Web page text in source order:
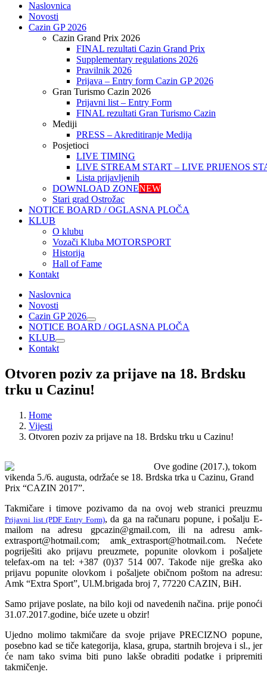
Naslovnica
Novosti
Cazin GP 2026
Cazin Grand Prix 2026
FINAL rezultati Cazin Grand Prix
Supplementary regulations 2026
Pravilnik 2026
Prijava – Entry form Cazin GP 2026
Gran Turismo Cazin 2026
Prijavni list – Entry Form
FINAL rezultati Gran Turismo Cazin
Mediji
PRESS – Akreditiranje Medija
Posjetioci
LIVE TIMING
LIVE STREAM START – LIVE PRIJENOS
Lista prijavljenih
DOWNLOAD ZONENEW
Stari grad Ostrožac
NOTICE BOARD / OGLASNA PLOČA
KLUB
O klubu
Vozači Kluba MOTORSPORT
Historija
Hall of Fame
Kontakt
Naslovnica
Novosti
Cazin GP 2026
NOTICE BOARD / OGLASNA PLOČA
KLUB
Kontakt
Otvoren poziv za prijave na 18. Brdsku
trku u Cazinu!
Home
Vijesti
Otvoren poziv za prijave na 18. Brdsku trku u Cazinu!
Ove godine (2017.), tokom
vikenda 5./6. augusta, održaće se 18. Brdska trka u Cazinu, Grand
Prix “CAZIN 2017”.
Takmičare i timove pozivamo da na ovoj web stranici preuzmu
Prijavni list (PDF Entry Form), da ga na računaru popune, i pošalju E-
mailom na adresu gpcazin@gmail.com, ili na adresu amk-
extrasport@hotmail.com; amk_extrasport@hotmail.com. Nećete
pogriješiti ako prijavu preuzmete, popunite olovkom i pošaljete
telefax-om na tel: +387 (0)37 514 007. Takođe nije greška ako
prijavu popunite olovkom i pošaljete običnom poštom na adresu:
Amk “Extra Sport”, Ul.M.brigada broj 7, 77220 CAZIN, BiH.
Samo prijave poslate, na bilo koji od navedenih načina. prije ponoći
31.07.2017.godine, biće uzete u obzir!
Ujedno molimo takmičare da svoje prijave PRECIZNO popune,
posebno kad se tiče kategorija, klasa, grupa, startnih brojeva i sl., jer
će nam tako svima biti puno lakše obraditi podatke i pripremiti
takmičenje.